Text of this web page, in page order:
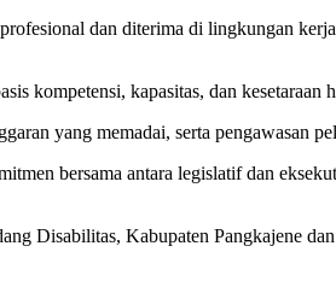
dan diterima di lingkungan
kompetensi, kapasitas, dan kesetaraan
yang memadai, serta pengawasan
bersama antara legislatif dan
Disabilitas, Kabupaten Pangkajene